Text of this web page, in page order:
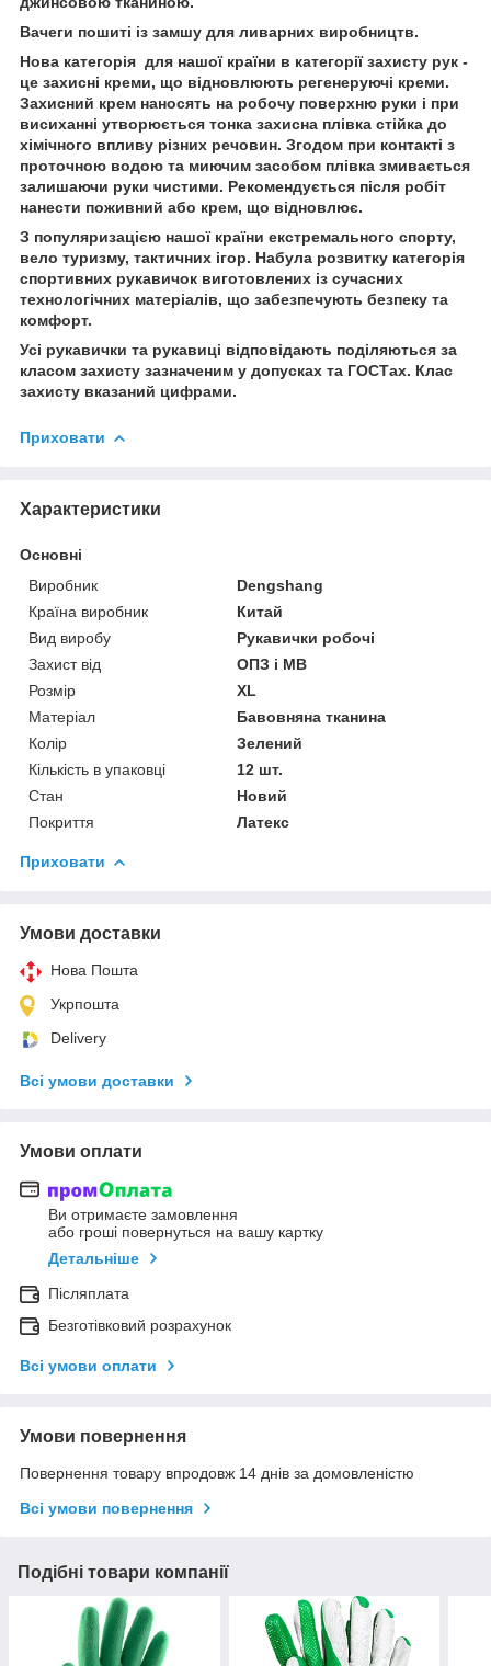
Вачеги пошиті із замшу для ливарних виробництв.
Нова категорія для нашої країни в категорії захисту рук -
це захисні креми, що відновлюють регенеруючі креми.
Захисний крем наносять на робочу поверхню руки і при
висиханні утворюється тонка захисна плівка стійка до
хімічного впливу різних речовин. Згодом при контакті з
проточною водою та миючим засобом плівка змивається
залишаючи руки чистими. Рекомендується після робіт
нанести поживний або крем, що відновлює.
З популяризацією нашої країни екстремального спорту,
вело туризму, тактичних ігор. Набула розвитку категорія
спортивних рукавичок виготовлених із сучасних
технологічних матеріалів, що забезпечують безпеку та
комфорт.
Усі рукавички та рукавиці відповідають поділяються за
класом захисту зазначеним у допусках та ГОСТах. Клас
захисту вказаний цифрами.
Приховати
Характеристики
Основні
Виробник
Dengshang
Країна виробник
Китай
Вид виробу
Рукавички робочі
Захист від
ОПЗ і МВ
Розмір
XL
Матеріал
Бавовняна тканина
Колір
Зелений
Кількість в упаковці
12 шт.
Стан
Новий
Покриття
Латекс
Приховати
Умови доставки
Нова Пошта
Укрпошта
Delivery
Всі умови доставки
Умови оплати
Ви отримаєте замовлення
або гроші повернуться на вашу картку
Детальніше
Післяплата
Безготівковий розрахунок
Всі умови оплати
Умови повернення
Повернення товару впродовж 14 днів за домовленістю
Всі умови повернення
Подібні товари компанії